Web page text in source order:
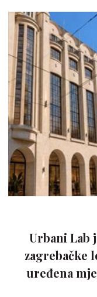
Urbani Lab
zagrebačke
uređena